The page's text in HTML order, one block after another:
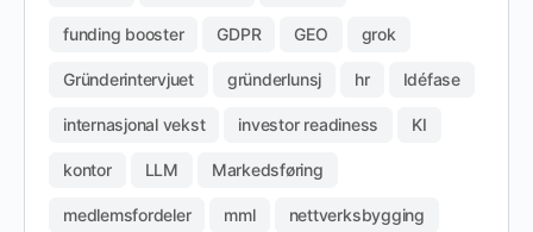
funding booster GDPR GEO grok
Gründerintervjuet gründerlunsj hr Idéfase
internasjonal vekst investor readiness KI
kontor LLM Markedsføring
medlemsfordeler mml nettverksbygging